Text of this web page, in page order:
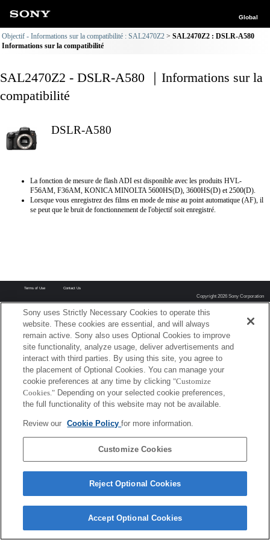
Global
Objectif - Informations sur la compatibilité : SAL2470Z2
SAL2470Z2 : DSLR-A580
Informations sur la compatibilité
SAL2470Z2 - DSLR-A580 ｜Informations sur la
compatibilité
DSLR-A580
La fonction de mesure de flash ADI est disponible avec les produits HVL-
F56AM, F36AM, KONICA MINOLTA 5600HS(D), 3600HS(D) et 2500(D).
Lorsque vous enregistrez des films en mode de mise au point automatique (AF), il
se peut que le bruit de fonctionnement de l'objectif soit enregistré.
Terms of Use Contact Us
Copyright 2026 Sony Corporation
Sony uses Strictly Necessary Cookies to operate this
website. These cookies are essential, and will always
remain active. Sony also uses Optional Cookies to improve
site functionality, analyze usage, deliver advertisements and
interact with third parties. By using this site, you agree to
the placement of Optional Cookies. You can manage your
cookie preferences at any time by clicking "Customize
Cookies." Depending on your selected cookie preferences,
the full functionality of this website may not be available.
Review our Cookie Policyfor more information.
Customize Cookies
Reject Optional Cookies
Accept Optional Cookies